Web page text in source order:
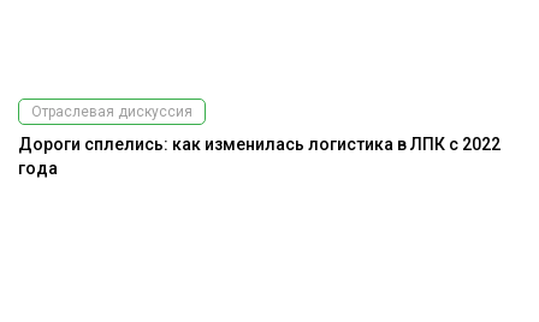
Отраслевая дискуссия
Дороги сплелись: как изменилась логистика в ЛПК с 2022
года